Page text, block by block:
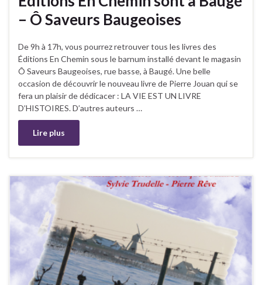
– Ô Saveurs Baugeoises
De 9h à 17h, vous pourrez retrouver tous les livres des
Éditions En Chemin sous le barnum installé devant le magasin
Ô Saveurs Baugeoises, rue basse, à Baugé. Une belle
occasion de découvrir le nouveau livre de Pierre Jouan qui se
fera un plaisir de dédicacer : LA VIE EST UN LIVRE
D’HISTOIRES. D’autres auteurs …
Lire plus